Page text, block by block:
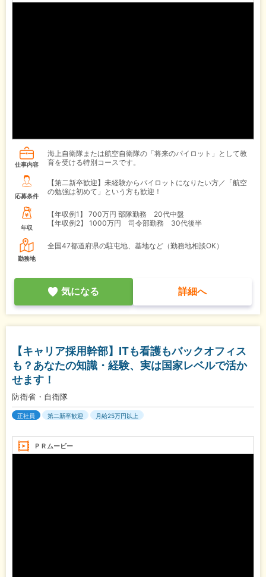
仕事内容
海上自衛隊または航空自衛隊の「将来のパイロット」として教
育を受ける特別コースです。
応募条件
【第二新卒歓迎】未経験からパイロットになりたい方／「航空
の勉強は初めて」という方も歓迎！
年収
【年収例1】
700万円 部隊勤務 20代中盤
【年収例2】
1000万円 司令部勤務 30代後半
勤務地
全国47都道府県の駐屯地、基地など（勤務地相談OK）
気になる 詳細へ
【キャリア採用幹部】ITも看護もバックオフィス
も？あなたの知識・経験、実は国家レベルで活か
せます！
防衛省・自衛隊
正社員 第二新卒歓迎 月給25万円以上
ＰＲムービー